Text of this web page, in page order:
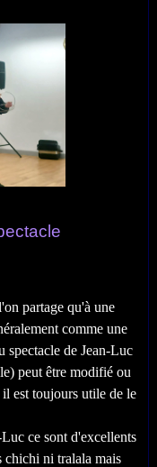
partage qu'à une
comme une
peut être modifié ou
est toujours utile de le
ce sont d'excellents
chichi ni tralala mais